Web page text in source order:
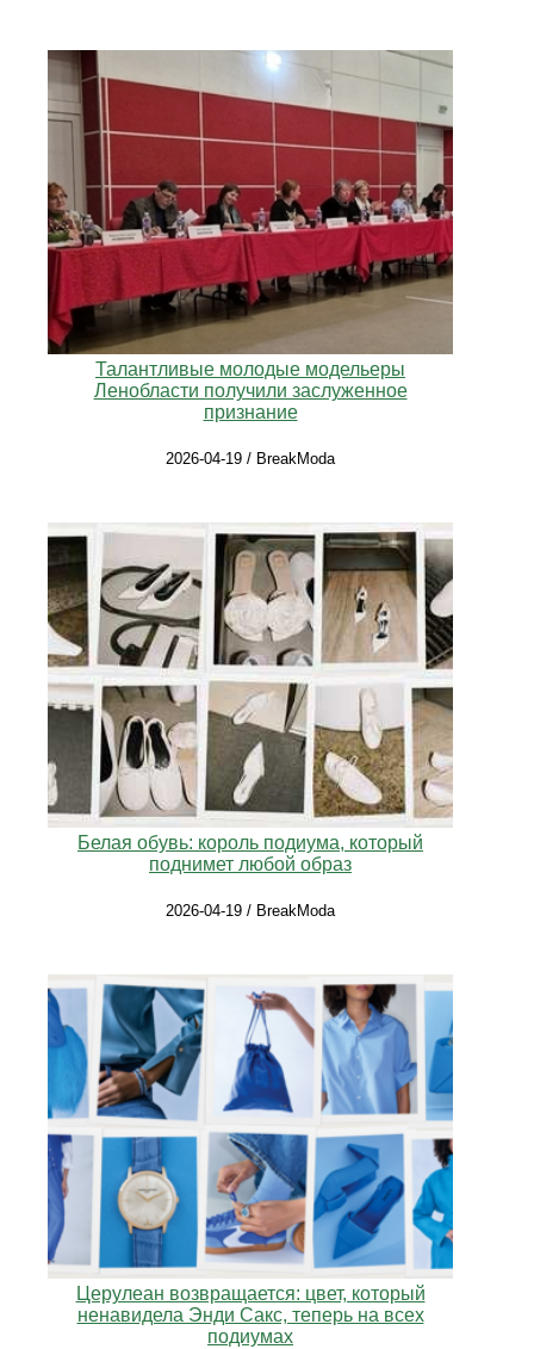
Талантливые молодые модельеры
Ленобласти получили заслуженное
признание
2026-04-19 / BreakModa
Белая обувь: король подиума, который
поднимет любой образ
2026-04-19 / BreakModa
Церулеан возвращается: цвет, который
ненавидела Энди Сакс, теперь на всех
подиумах